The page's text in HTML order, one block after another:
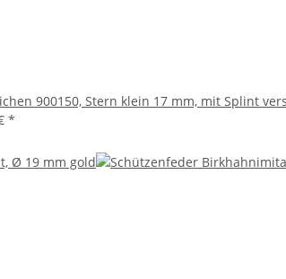
900150, Stern klein 17 mm, mit Splint
*